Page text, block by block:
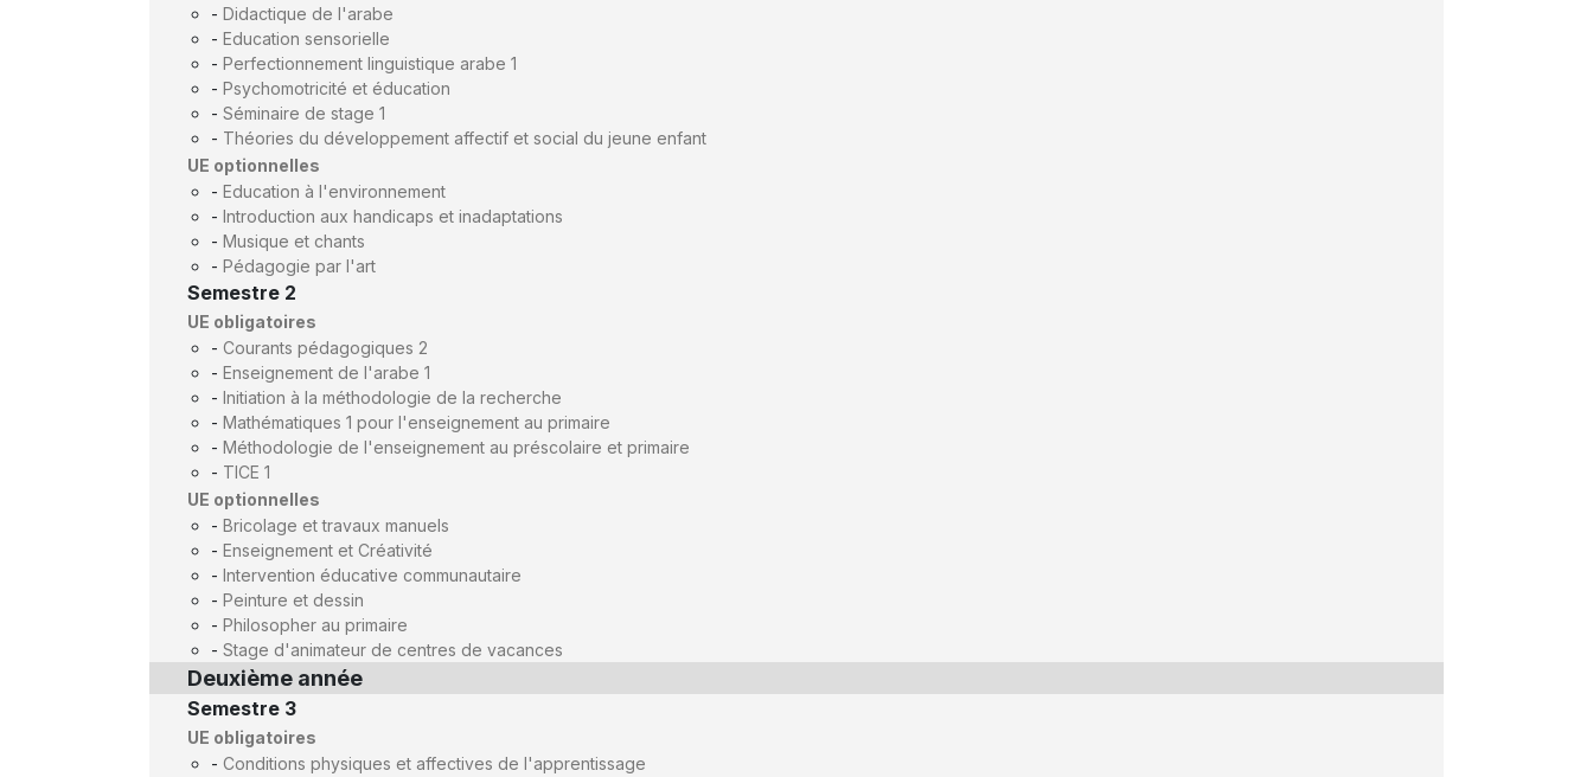
- Didactique de l'arabe
- Education sensorielle
- Perfectionnement linguistique arabe 1
- Psychomotricité et éducation
- Séminaire de stage 1
- Théories du développement affectif et social du jeune enfant
UE optionnelles
- Education à l'environnement
- Introduction aux handicaps et inadaptations
- Musique et chants
- Pédagogie par l'art
Semestre 2
UE obligatoires
- Courants pédagogiques 2
- Enseignement de l'arabe 1
- Initiation à la méthodologie de la recherche
- Mathématiques 1 pour l'enseignement au primaire
- Méthodologie de l'enseignement au préscolaire et primaire
- TICE 1
UE optionnelles
- Bricolage et travaux manuels
- Enseignement et Créativité
- Intervention éducative communautaire
- Peinture et dessin
- Philosopher au primaire
- Stage d'animateur de centres de vacances
Deuxième année
Semestre 3
UE obligatoires
- Conditions physiques et affectives de l'apprentissage